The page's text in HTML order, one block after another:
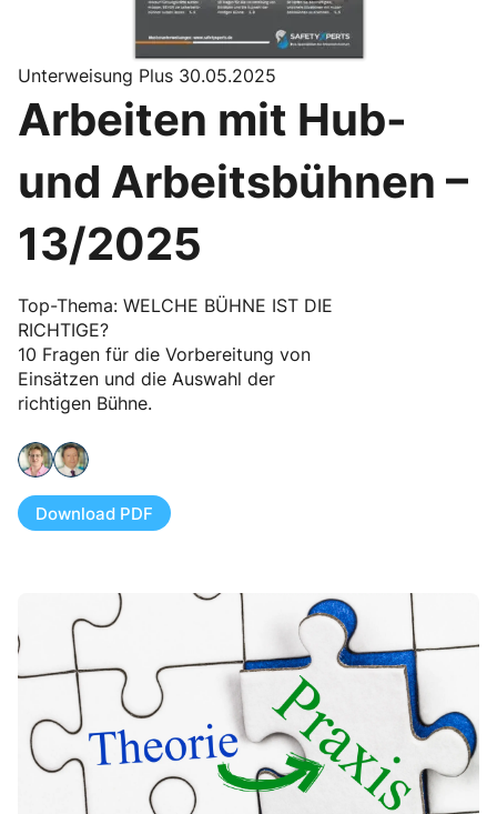
Unterweisung Plus 30.05.2025
Arbeiten mit Hub-
und Arbeitsbühnen –
13/2025
Top-Thema: WELCHE BÜHNE IST DIE
RICHTIGE?
10 Fragen für die Vorbereitung von
Einsätzen und die Auswahl der
richtigen Bühne.
Download PDF